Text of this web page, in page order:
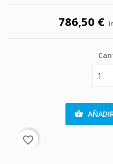
786,50 €

favorite_border